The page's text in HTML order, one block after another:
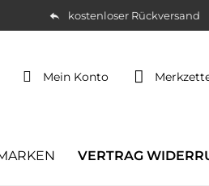
kostenloser Rückversand
Mein Konto
VERTRAG